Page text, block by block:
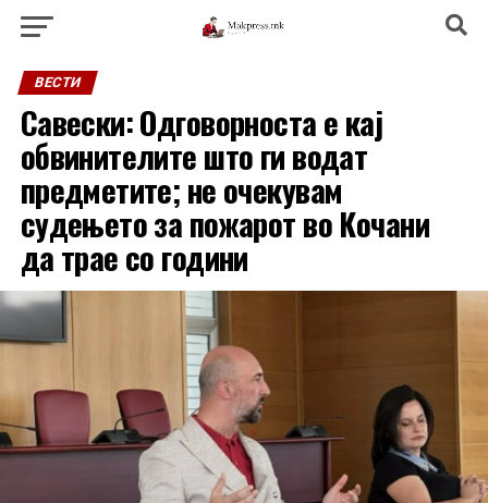
ВЕСТИ
Савески: Одговорноста е кај
обвинителите што ги водат
предметите; не очекувам
судењето за пожарот во Кочани
да трае со години